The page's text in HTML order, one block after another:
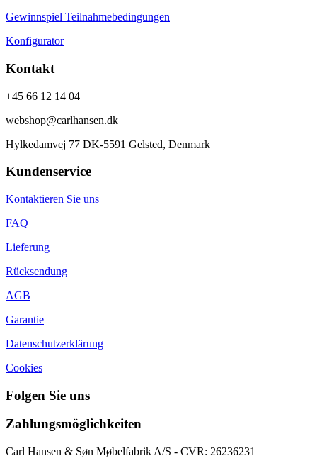
Gewinnspiel Teilnahmebedingungen
Konfigurator
Kontakt
+45 66 12 14 04
webshop@carlhansen.dk
Hylkedamvej 77 DK-5591 Gelsted, Denmark
Kundenservice
Kontaktieren Sie uns
FAQ
Lieferung
Rücksendung
AGB
Garantie
Datenschutzerklärung
Cookies
Folgen Sie uns
Zahlungsmöglichkeiten
Carl Hansen & Søn Møbelfabrik A/S - CVR: 26236231